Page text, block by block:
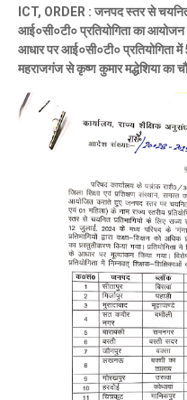
ICT, ORDER : जनपद स्तर से चयनित
आई०सी०टी० प्रतियोगिता का आयोजन
आधार पर आई०सी०टी० प्रतियोगिता
महराजगंज से कृष्ण कुमार मद्धेशिया